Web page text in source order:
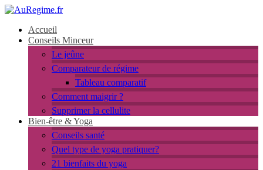
Accueil
Conseils Minceur
Le jeûne
Comparateur de régime
Tableau comparatif
Comment maigrir ?
Supprimer la cellulite
Bien-être & Yoga
Conseils santé
Quel type de yoga pratiquer?
21 bienfaits du yoga